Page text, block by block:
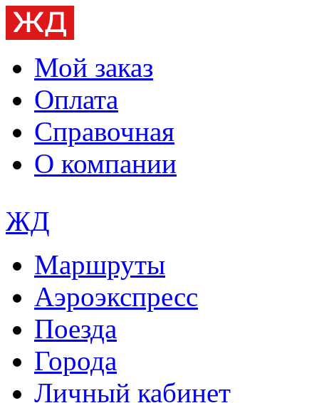
Мой заказ
Оплата
Справочная
О компании
ЖД
Маршруты
Аэроэкспресс
Поезда
Города
Личный кабинет